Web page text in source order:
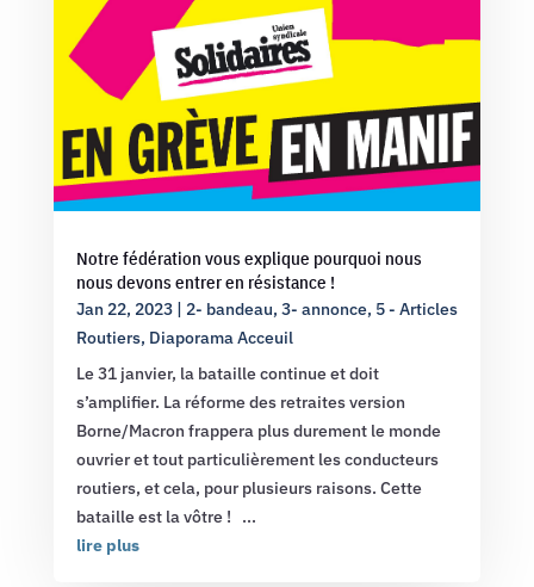
Notre fédération vous explique pourquoi nous
nous devons entrer en résistance !
Jan 22, 2023| 2- bandeau, 3- annonce, 5 - Articles
Routiers, Diaporama Acceuil
Le 31 janvier, la bataille continue et doit
s’amplifier. La réforme des retraites version
Borne/Macron frappera plus durement le monde
ouvrier et tout particulièrement les conducteurs
routiers, et cela, pour plusieurs raisons. Cette
bataille est la vôtre ! ...
lire plus